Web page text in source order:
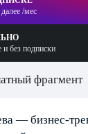
/мес
и без подписки
фрагмент
— бизнес-